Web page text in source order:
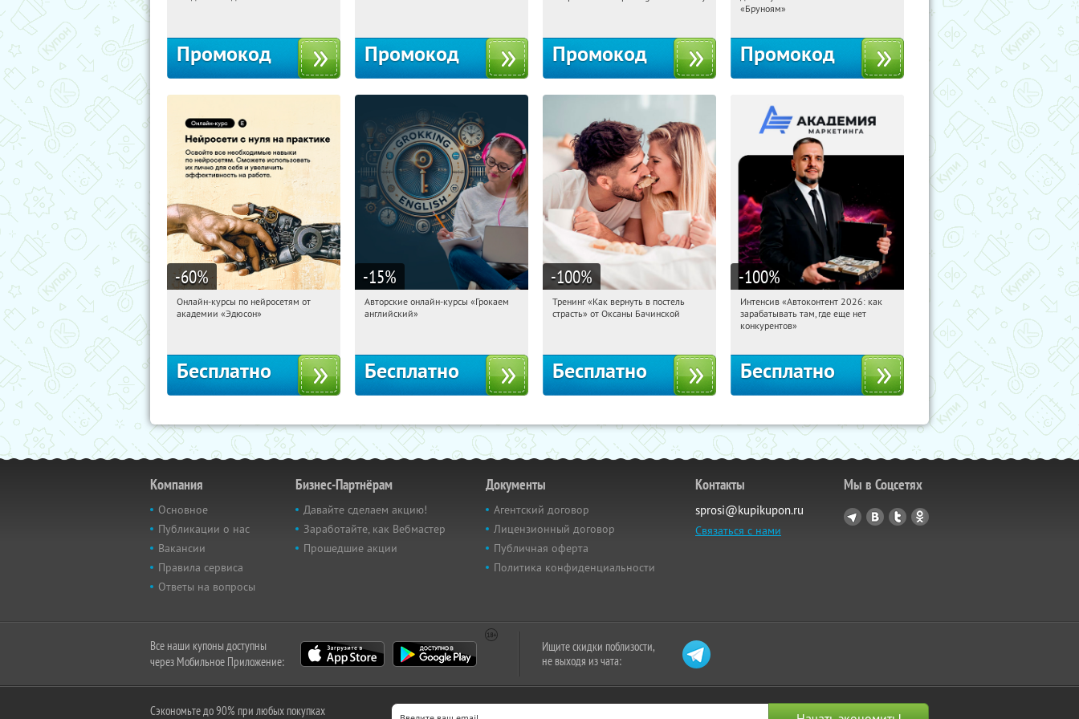
Промокод Промокод Промокод
Россия
«Бруноям»
Промокод
-60%
13:41:40 Получили:
Онлайн-курсы по нейросетям от
академии «Эдюсон»
Бесплатно
-15%
13:41:40 Получили:
Авторские онлайн-курсы «Грокаем
английский»
Бесплатно
-100%
13:41:40 Получили:
Тренинг «Как вернуть в постель
страсть» от Оксаны Бачинской
Бесплатно
-100%
13:41:40 Получили:
Россия
Интенсив «Автоконтент 2026: как
зарабатывать там, где еще нет
конкурентов»
Бесплатно
Компания
Основное
Публикации о нас
Вакансии
Правила сервиса
Ответы на вопросы
Бизнес-Партнёрам
Давайте сделаем акцию!
Заработайте, как Вебмастер
Прошедшие акции
Документы
Агентский договор
Лицензионный договор
Публичная оферта
Политика конфиденциальности
Контакты
sprosi@kupikupon.ru
Связаться с нами
Мы в Соцсетях
Все наши купоны доступны
через Мобильное Приложение:
Ищите скидки поблизости,
не выходя из чата:
Сэкономьте до 90% при любых покупках